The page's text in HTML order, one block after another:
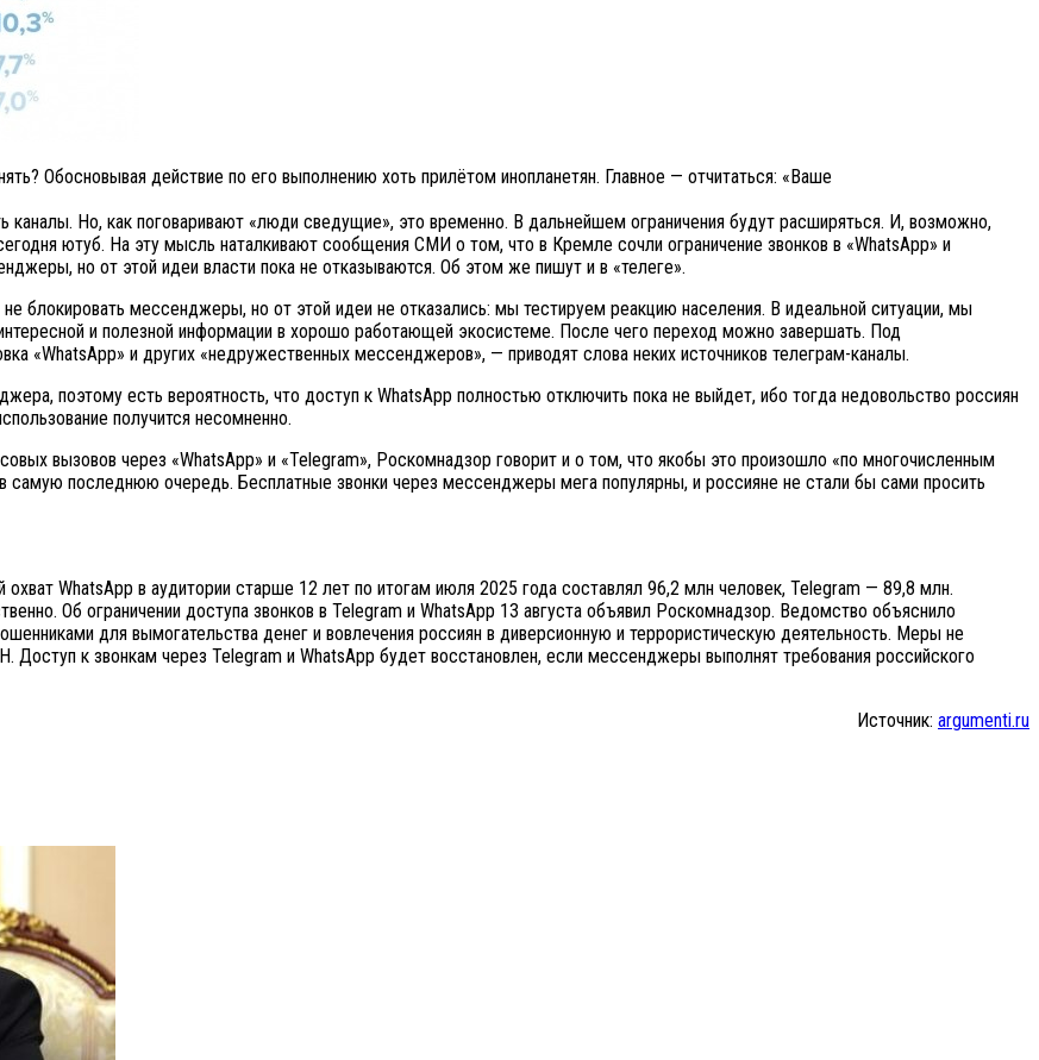
Обосновывая действие по его выполнению хоть прилётом инопланетян. Главное — отчитаться: «Ваше
каналы. Но, как поговаривают «люди сведущие», это временно. В дальнейшем ограничения будут расширяться. И, возможно,
ютуб. На эту мысль наталкивают сообщения СМИ о том, что в Кремле сочли ограничение звонков в «WhatsApp» и
но от этой идеи власти пока не отказываются. Об этом же пишут и в «телеге».
блокировать мессенджеры, но от этой идеи не отказались: мы тестируем реакцию населения. В идеальной ситуации, мы
и полезной информации в хорошо работающей экосистеме. После чего переход можно завершать. Под
«WhatsApp» и других «недружественных мессенджеров», — приводят слова неких источников телеграм-каналы.
поэтому есть вероятность, что доступ к WhatsApp полностью отключить пока не выйдет, ибо тогда недовольство россиян
получится несомненно.
вызовов через «WhatsApp» и «Telegram», Роскомнадзор говорит и о том, что якобы это произошло «по многочисленным
самую последнюю очередь. Бесплатные звонки через мессенджеры мега популярны, и россияне не стали бы сами просить
WhatsApp в аудитории старше 12 лет по итогам июля 2025 года составлял 96,2 млн человек, Telegram — 89,8 млн.
Об ограничении доступа звонков в Telegram и WhatsApp 13 августа объявил Роскомнадзор. Ведомство объяснило
для вымогательства денег и вовлечения россиян в диверсионную и террористическую деятельность. Меры не
Доступ к звонкам через Telegram и WhatsApp будет восстановлен, если мессенджеры выполнят требования российского
Источник: argumenti.ru